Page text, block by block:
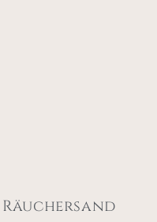
Räuchersand